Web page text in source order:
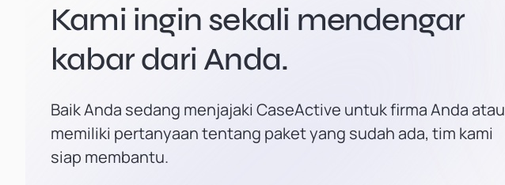
Kami ingin sekali mendengar
kabar dari Anda.
Baik Anda sedang menjajaki CaseActive untuk firma Anda atau
memiliki pertanyaan tentang paket yang sudah ada, tim kami
siap membantu.